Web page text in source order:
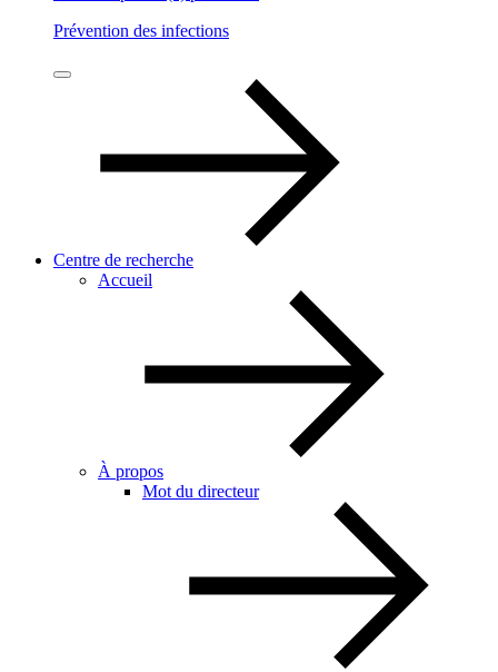
Prévention des infections
Centre de recherche
Accueil
À propos
Mot du directeur